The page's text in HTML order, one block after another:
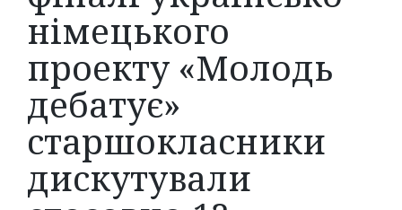
німецького
проекту «Молодь
дебатує»
старшокласники
дискутували